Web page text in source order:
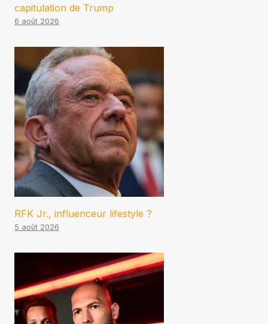
capitulation de Trump
6 août 2026
RFK Jr., influenceur lifestyle ?
5 août 2026